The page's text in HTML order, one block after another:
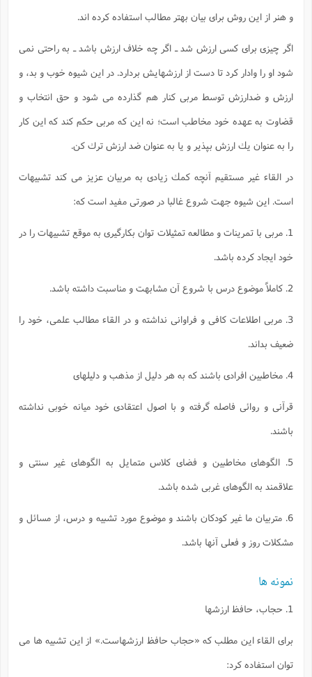
و هنر از اين روش براى بيان بهتر مطالب استفاده كرده اند.
اگر چيزى براى كسى ارزش شد ـ اگر چه خلاف ارزش باشد ـ به راحتى نمى
شود او را وادار كرد تا دست از ارزشهايش بردارد. در اين شيوه خوب و بد، و
ارزش و ضدارزش توسط مربى كنار هم گذارده مى شود و حق انتخاب و
قضاوت به عهده خود مخاطب است؛ نه اين كه مربى حكم كند كه اين كار
را به عنوان يك ارزش بپذير و يا به عنوان ضد ارزش ترك كن.
در القاء غير مستقيم آنچه كمك زيادى به مربيان عزيز مى كند تشبيهات
است. اين شيوه جهت شروع غالبا در صورتى مفيد است كه:
1. مربى با تمرينات و مطالعه تمثيلات توان بكارگيرى به موقع تشبيهات را در
خود ايجاد كرده باشد.
2. كاملاً موضوع درس با شروع آن مشابهت و مناسبت داشته باشد.
3. مربى اطلاعات كافى و فراوانى نداشته و در القاء مطالب علمى، خود را
ضعيف بداند.
4. مخاطبين افرادى باشند كه به هر دليل از مذهب و دليلهاى
قرآنى و روائى فاصله گرفته و با اصول اعتقادى خود ميانه خوبى نداشته
باشند.
5. الگوهاى مخاطبين و فضاى كلاس متمايل به الگوهاى غير سنتى و
علاقمند به الگوهاى غربى شده باشد.
6. متربيان ما غير كودكان باشند و موضوع مورد تشبيه و درس، از مسائل و
مشكلات روز و فعلى آنها باشد.
نمونه ها
1. حجاب، حافظ ارزشها
براى القاء اين مطلب كه «حجاب حافظ ارزشهاست.» از اين تشبيه ها مى
توان استفاده كرد: